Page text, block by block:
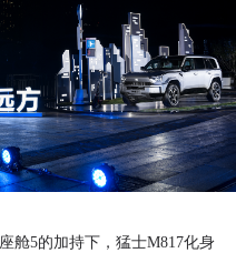
舱5的加持下，猛士M817化身